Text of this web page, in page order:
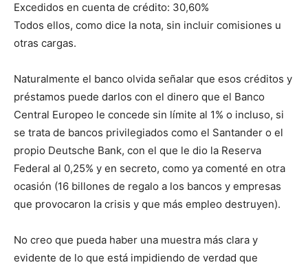
Excedidos en cuenta de crédito: 30,60%
Todos ellos, como dice la nota, sin incluir comisiones u
otras cargas.
Naturalmente el banco olvida señalar que esos créditos y
préstamos puede darlos con el dinero que el Banco
Central Europeo le concede sin límite al 1% o incluso, si
se trata de bancos privilegiados como el Santander o el
propio Deutsche Bank, con el que le dio la Reserva
Federal al 0,25% y en secreto, como ya comenté en otra
ocasión (16 billones de regalo a los bancos y empresas
que provocaron la crisis y que más empleo destruyen).
No creo que pueda haber una muestra más clara y
evidente de lo que está impidiendo de verdad que